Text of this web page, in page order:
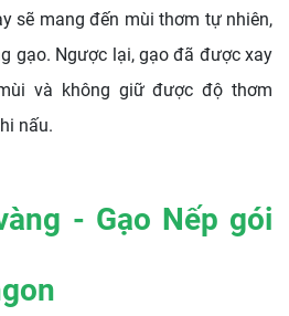
sẽ mang đến mùi thơm tự nhiên,
gạo. Ngược lại, gạo đã được xay
và không giữ được độ thơm
nấu.
- Gạo Nếp gói